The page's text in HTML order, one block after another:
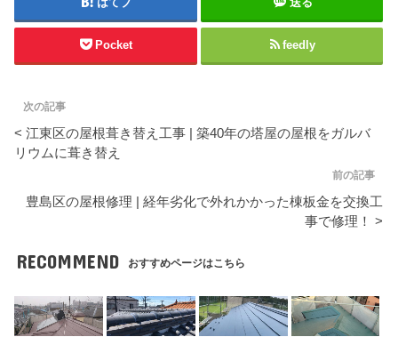
Pocket feedly
次の記事
< 江東区の屋根葺き替え工事 | 築40年の塔屋の屋根をガルバ
リウムに葺き替え
前の記事
豊島区の屋根修理 | 経年劣化で外れかかった棟板金を交換工
事で修理！ >
RECOMMEND おすすめページはこちら